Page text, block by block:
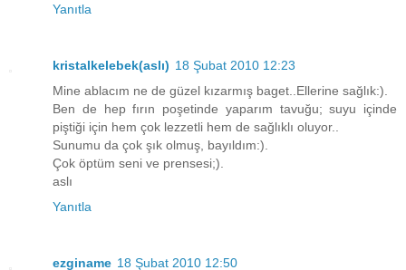
Yanıtla
kristalkelebek(aslı) 18 Şubat 2010 12:23
Mine ablacım ne de güzel kızarmış baget..Ellerine sağlık:).
Ben de hep fırın poşetinde yaparım tavuğu; suyu içinde
piştiği için hem çok lezzetli hem de sağlıklı oluyor..
Sunumu da çok şık olmuş, bayıldım:).
Çok öptüm seni ve prensesi;).
aslı
Yanıtla
ezginame 18 Şubat 2010 12:50